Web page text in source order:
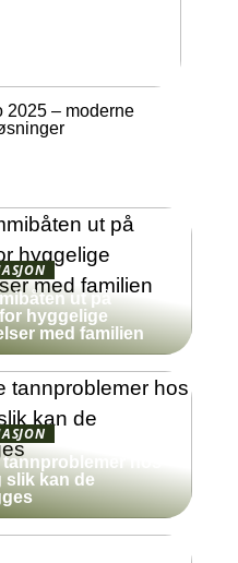
– moderne
ut på
hyggelige
med familien
hos
slik kan de